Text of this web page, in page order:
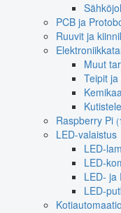
PCB ja
Ruuvit ja
Muut
Teipit
Raspberry Pi
LED-valaistus
LED-
LED-
LED- ja
LED-